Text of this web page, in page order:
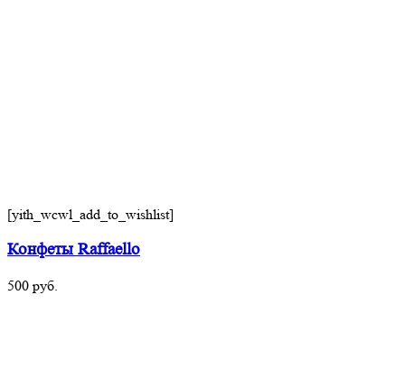
[yith_wcwl_add_to_wishlist]
Конфеты Raffaello
500 руб.